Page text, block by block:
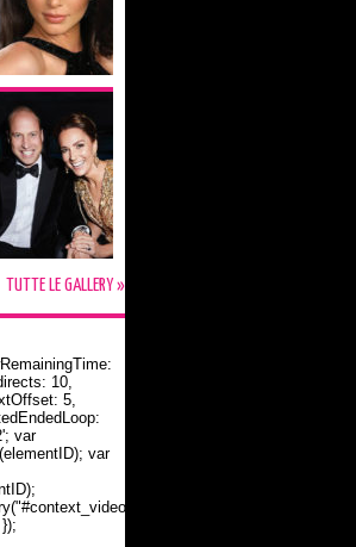
TUTTE LE GALLERY »
a Flynn
10,
5,
var
var